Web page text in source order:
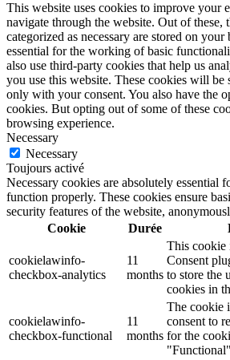
This website uses cookies to improve your
navigate through the website. Out of these,
categorized as necessary are stored on your
essential for the working of basic
also use third-party cookies that help us
you use this website. These cookies will be
only with your consent. You also have the
cookies. But opting out of some of these
browsing experience.
Necessary
Necessary
Toujours activé
Necessary cookies are absolutely essential
function properly. These cookies ensure
security features of the website,
Cookie
Durée
cookielawinfo-
checkbox-analytics
11
months
This cookie
Consent
to store the
cookies in
cookielawinfo-
checkbox-functional
11
months
The cookie
consent to
for the